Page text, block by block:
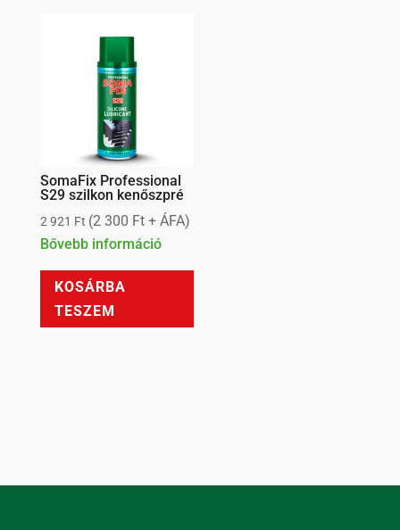
SomaFix Professional
S29 szilkon kenőszpré
2 921 Ft (2 300 Ft+ ÁFA)
Bővebb információ
KOSÁRBA
TESZEM